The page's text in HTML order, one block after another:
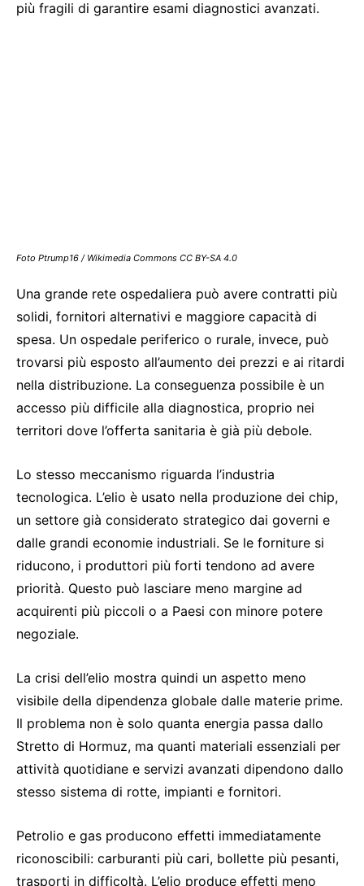
più fragili di garantire esami diagnostici avanzati.
Foto Ptrump16 / Wikimedia Commons CC BY-SA 4.0
Una grande rete ospedaliera può avere contratti più
solidi, fornitori alternativi e maggiore capacità di
spesa. Un ospedale periferico o rurale, invece, può
trovarsi più esposto all’aumento dei prezzi e ai ritardi
nella distribuzione. La conseguenza possibile è un
accesso più difficile alla diagnostica, proprio nei
territori dove l’offerta sanitaria è già più debole.
Lo stesso meccanismo riguarda l’industria
tecnologica. L’elio è usato nella produzione dei chip,
un settore già considerato strategico dai governi e
dalle grandi economie industriali. Se le forniture si
riducono, i produttori più forti tendono ad avere
priorità. Questo può lasciare meno margine ad
acquirenti più piccoli o a Paesi con minore potere
negoziale.
La crisi dell’elio mostra quindi un aspetto meno
visibile della dipendenza globale dalle materie prime.
Il problema non è solo quanta energia passa dallo
Stretto di Hormuz, ma quanti materiali essenziali per
attività quotidiane e servizi avanzati dipendono dallo
stesso sistema di rotte, impianti e fornitori.
Petrolio e gas producono effetti immediatamente
riconoscibili: carburanti più cari, bollette più pesanti,
trasporti in difficoltà. L’elio produce effetti meno